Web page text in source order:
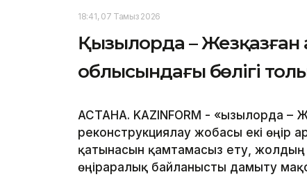
18:41, 07 Тамыз 2026
Қызылорда –
облысындағы бөлігі
АСТАНА. KAZINFORM - «Қызылорда –
реконструкциялау жобасы екі өңір
қатынасын қамтамасыз ету, жолдың
өңіраралық байланысты дамыту